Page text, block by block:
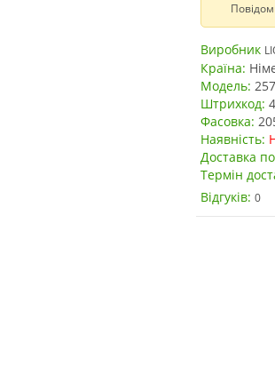
Виробник
Країна:
Модель:
Штрихкод:
Фасовка:
Наявність:
Доставка
Термін
Відгуків: 0